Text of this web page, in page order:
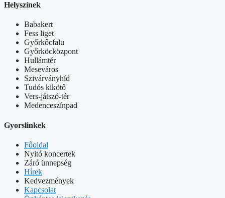
Helyszínek
Babakert
Fess liget
Győrkőcfalu
Győrköcközpont
Hullámtér
Meseváros
Szivárványhíd
Tudós kikötő
Vers-játszó-tér
Medenceszínpad
Gyorslinkek
Főoldal
Nyitó koncertek
Záró ünnepség
Hírek
Kedvezmények
Kapcsolat